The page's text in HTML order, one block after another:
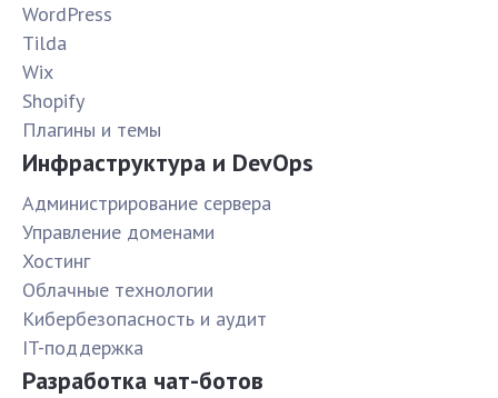
WordPress
Tilda
Wix
Shopify
Плагины и темы
Инфраструктура и DevOps
Администрирование сервера
Управление доменами
Хостинг
Облачные технологии
Кибербезопасность и аудит
IT-поддержка
Разработка чат-ботов